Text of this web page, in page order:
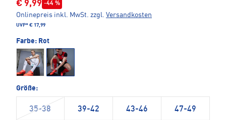
€ 9,99 -44 %
Onlinepreis inkl. MwSt. zzgl. Versandkosten
UVP* € 17,99
Farbe: Rot
Größe:
35-38 39-42 43-46 47-49